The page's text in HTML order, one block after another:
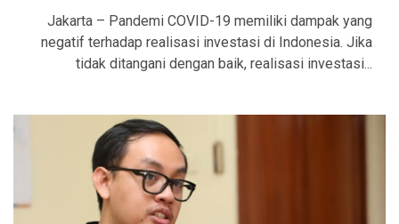
Jakarta – Pandemi COVID-19 memiliki dampak yang
negatif terhadap realisasi investasi di Indonesia. Jika
tidak ditangani dengan baik, realisasi investasi...